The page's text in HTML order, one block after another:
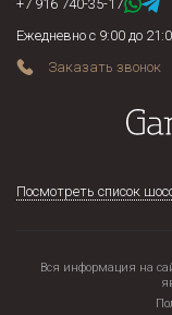
+7 916 740-35-17
Ежедневно с 9:00 до
Заказать звонок
Посмотреть список
Вся информация на